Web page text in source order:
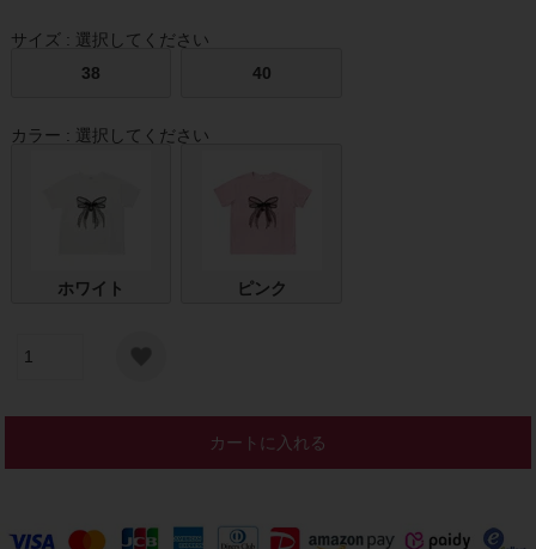
サイズ
選択してください
38
40
カラー 選択してください
ホワイト ピンク
カートに入れる